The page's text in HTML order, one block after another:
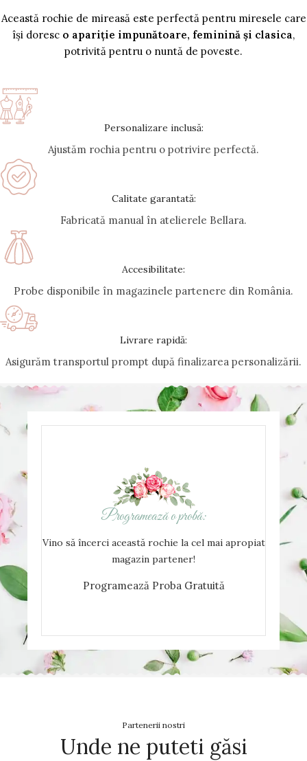
Această rochie de mireasă este perfectă pentru miresele care
își doresc o apariție impunătoare, feminină și clasica,
potrivită pentru o nuntă de poveste.
Personalizare inclusă:
Ajustăm rochia pentru o potrivire perfectă.
Calitate garantată:
Fabricată manual în atelierele Bellara.
Accesibilitate:
Probe disponibile în magazinele partenere din România.
Livrare rapidă:
Asigurăm transportul prompt după finalizarea personalizării.
Programează o probă:
Vino să încerci această rochie la cel mai apropiat
magazin partener!
Programează Proba Gratuită
Partenerii nostri
Unde ne puteti găsi